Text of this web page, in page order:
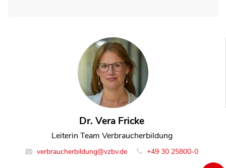
Dr. Vera Fricke
Leiterin Team Verbraucherbildung
verbraucherbildung@vzbv.de +49 30 25800-0